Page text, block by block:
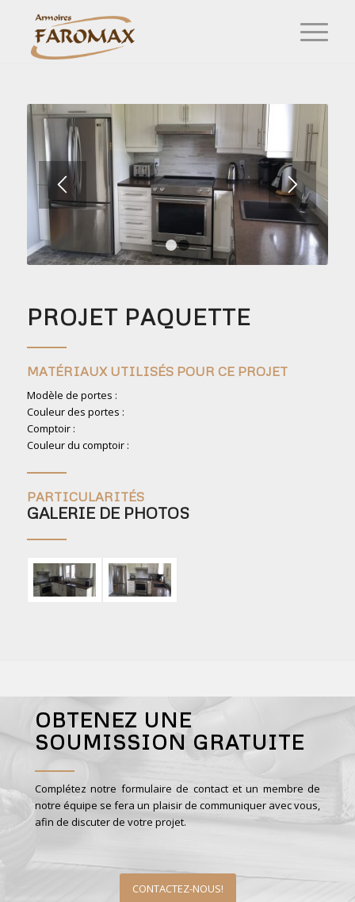
2
PROJET PAQUETTE
MATÉRIAUX UTILISÉS POUR CE PROJET
Modèle de portes :
Couleur des portes :
Comptoir :
Couleur du comptoir :
PARTICULARITÉS
GALERIE DE PHOTOS
OBTENEZ UNE
SOUMISSION GRATUITE
Complétez notre formulaire de contact et un membre de
notre équipe se fera un plaisir de communiquer avec vous,
afin de discuter de votre projet.
CONTACTEZ-NOUS!